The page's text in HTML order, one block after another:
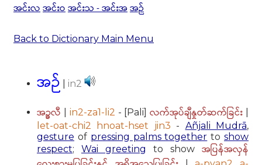
အင်းလအင်းဝအင်းသ - အင်းအအဉ်
Back to Dictionary Main Menu
အဉ် in2
အဉ္ဇလီ in2-za1-li2 - [Pali]လက်အုပ်ချီနှုတ်ဆက်ခြင်း
let-oat-chi2 hnoat-hset jin3 - Añjali Mudrā,
gesture of pressing palms together toshow
respect; Wai greeting to show အပြန်အလှန်